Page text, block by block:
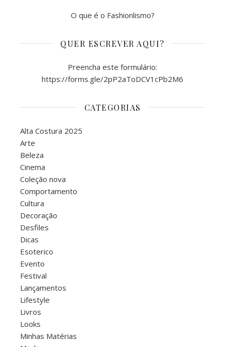
O que é o Fashionlismo?
QUER ESCREVER AQUI?
Preencha este formulário:
https://forms.gle/2pP2aToDCV1cPb2M6
CATEGORIAS
Alta Costura 2025
Arte
Beleza
Cinema
Coleção nova
Comportamento
Cultura
Decoração
Desfiles
Dicas
Esoterico
Evento
Festival
Lançamentos
Lifestyle
Livros
Looks
Minhas Matérias